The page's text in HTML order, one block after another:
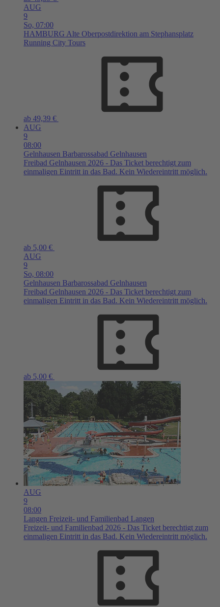
AUG
9
So, 07:00
HAMBURG Alte Oberpostdirektion am Stephansplatz
Running City Tours
ab 49,39 €
AUG
9
08:00
Gelnhausen Barbarossabad Gelnhausen
Freibad Gelnhausen 2026 - Das Ticket berechtigt zum
einmaligen Eintritt in das Bad. Kein Wiedereintritt möglich.
ab 5,00 €
AUG
9
So, 08:00
Gelnhausen Barbarossabad Gelnhausen
Freibad Gelnhausen 2026 - Das Ticket berechtigt zum
einmaligen Eintritt in das Bad. Kein Wiedereintritt möglich.
ab 5,00 €
AUG
9
08:00
Langen Freizeit- und Familienbad Langen
Freizeit- und Familienbad 2026 - Das Ticket berechtigt zum
einmaligen Eintritt in das Bad. Kein Wiedereintritt möglich.